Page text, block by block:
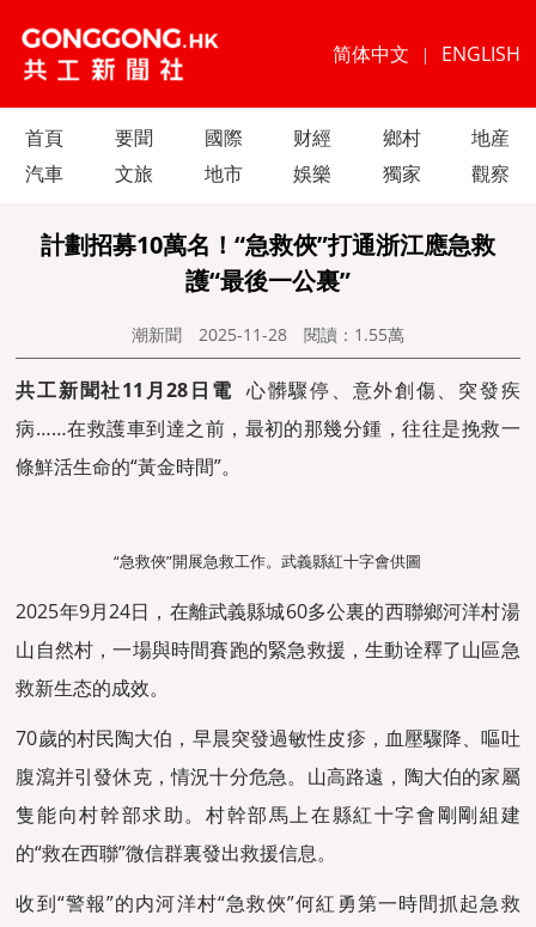
简体中文 | ENGLISH
首頁 要聞 國際 财經 鄉村
地産
汽車
文旅 地市 娛樂 獨家 觀察
計劃招募10萬名！“急救俠”打通浙江應急救
護“最後一公裏”
潮新聞 2025-11-28 閱讀： 1.55萬
共工新聞社11月28日電 心髒驟停、意外創傷、突發疾
病……在救護車到達之前，最初的那幾分鍾，往往是挽救一
條鮮活生命的“黃金時間”。
“急救俠”開展急救工作。武義縣紅十字會供圖
2025年9月24日，在離武義縣城60多公裏的西聯鄉河洋村湯
山自然村，一場與時間賽跑的緊急救援，生動诠釋了山區急
救新生态的成效。
70歲的村民陶大伯，早晨突發過敏性皮疹，血壓驟降、嘔吐
腹瀉并引發休克，情況十分危急。山高路遠，陶大伯的家屬
隻能向村幹部求助。村幹部馬上在縣紅十字會剛剛組建
的“救在西聯”微信群裏發出救援信息。
收到“警報”的内河洋村“急救俠”何紅勇第一時間抓起急救